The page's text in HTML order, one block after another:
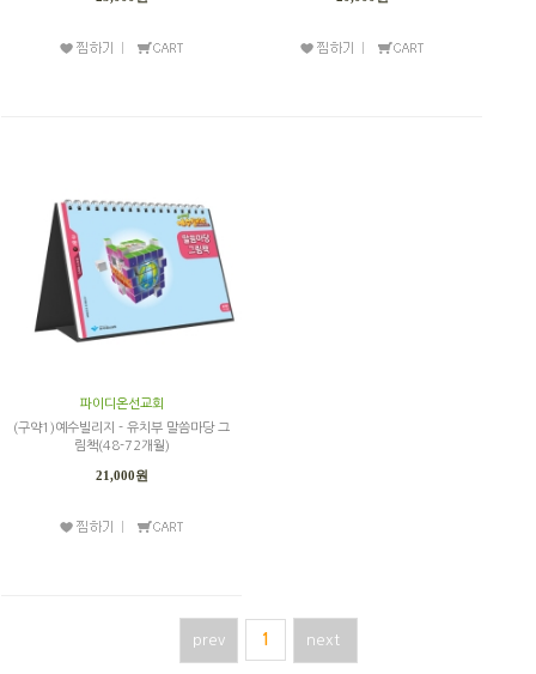
파이디온선교회
(구약1)예수빌리지 - 유치부 말씀마당 그
림책(48-72개월)
21,000원
prev 1 next